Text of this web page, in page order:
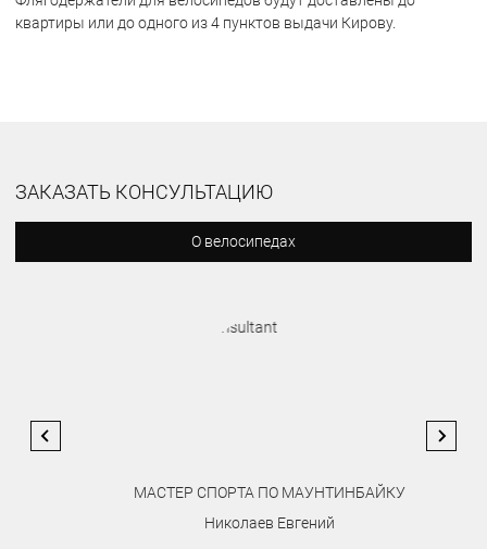
квартиры или до одного из 4 пунктов выдачи Кирову.
ЗАКАЗАТЬ КОНСУЛЬТАЦИЮ
О велосипедах
МАСТЕР СПОРТА ПО МАУНТИНБАЙКУ
Николаев Евгений